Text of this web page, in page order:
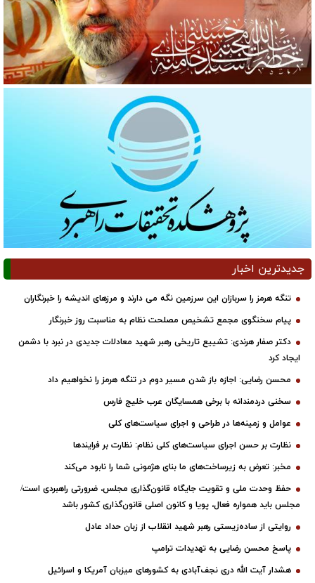
جدیدترین اخبار
تنگه هرمز را سربازان این سرزمین نگه می دارند و مرزهای اندیشه را خبرنگاران
پیام سخنگوی مجمع تشخیص مصلحت نظام به مناسبت روز خبرنگار
دکتر صفار هرندی: تشییع تاریخی رهبر شهید معادلات جدیدی در نبرد با دشمن
ایجاد کرد
محسن رضایی: اجازه باز شدن مسیر دوم در تنگه هرمز را نخواهیم داد
سخنی دردمندانه با برخی همسایگان عرب خلیج فارس
عوامل و زمینه‌ها در طراحی و اجرای سیاست‌های کلی
نظارت بر حسن اجرای سیاست‌های کلی نظام: نظارت بر فرایندها
مخبر: تعرض به زیرساخت‌های ما بنای هژمونی شما را نابود می‌کند
حفظ وحدت ملی و تقویت جایگاه قانون‌گذاری مجلس، ضرورتی راهبردی است/
مجلس باید همواره فعال، پویا و کانون اصلی قانون‌گذاری کشور باشد
روایتی از ساده‌زیستی رهبر شهید انقلاب از زبان حداد عادل
پاسخ محسن رضایی به تهدیدات ترامپ
هشدار آیت الله دری نجف‌آبادی به کشورهای میزبان آمریکا و اسرائیل